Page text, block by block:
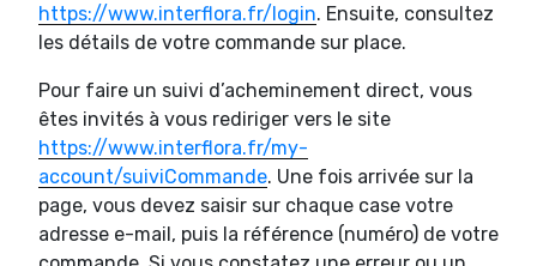
https://www.interflora.fr/login. Ensuite, consultez
les détails de votre commande sur place.
Pour faire un suivi d’acheminement direct, vous
êtes invités à vous rediriger vers le site
https://www.interflora.fr/my-
account/suiviCommande. Une fois arrivée sur la
page, vous devez saisir sur chaque case votre
adresse e-mail, puis la référence (numéro) de votre